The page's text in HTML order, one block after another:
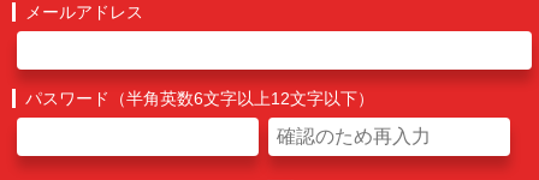
メールアドレス
パスワード（半角英数6文字以上12文字以下）